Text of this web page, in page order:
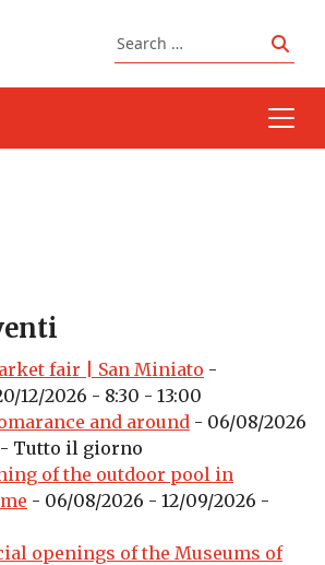
Search
fair | San Miniato -
12/2026 - 8:30 - 13:00
and around - 06/08/2026
Tutto il giorno
of the outdoor pool in
- 06/08/2026 - 12/09/2026 -
openings of the Museums of